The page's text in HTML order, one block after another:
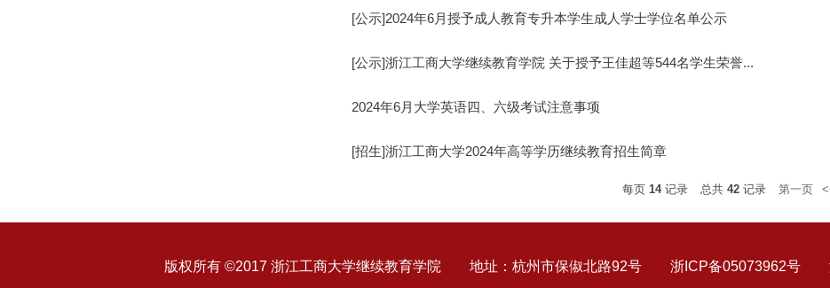
[公示]2024年6月授予成人教育专升本学生成人学士学位名单公示
[公示]浙江工商大学继续教育学院 关于授予王佳超等544名学生荣誉...
2024年6月大学英语四、六级考试注意事项
[招生]浙江工商大学2024年高等学历继续教育招生简章
每页 14记录 总共 42记录 第一页
版权所有 ©2017 浙江工商大学继续教育学院 地址：杭州市保俶北路92号 浙ICP备05073962号